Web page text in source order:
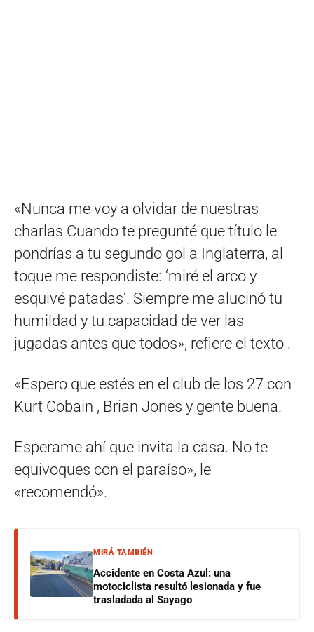
«Nunca me voy a olvidar de nuestras
charlas Cuando te pregunté que título le
pondrías a tu segundo gol a Inglaterra, al
toque me respondiste: ‘miré el arco y
esquivé patadas’. Siempre me alucinó tu
humildad y tu capacidad de ver las
jugadas antes que todos», refiere el texto .
«Espero que estés en el club de los 27 con
Kurt Cobain , Brian Jones y gente buena.
Esperame ahí que invita la casa. No te
equivoques con el paraíso», le
«recomendó».
MIRÁ TAMBIÉN
Accidente en Costa Azul: una
motociclista resultó lesionada y fue
trasladada al Sayago